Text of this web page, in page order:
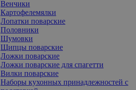
Венчики
Картофелемялки
Лопатки поварские
Половники
Шумовки
Щипцы поварские
Ложки поварские
Ложки поварские для спагетти
Вилки поварские
Наборы кухонных принадлежностей с